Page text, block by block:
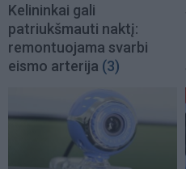
Kelininkai gali
patriukšmauti naktį:
remontuojama svarbi
eismo arterija (3)